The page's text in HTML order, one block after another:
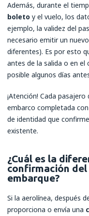
Además, durante el
boleto y el vuelo, los
ejemplo, la validez del
necesario emitir un
diferentes). Es por esto
antes de la salida o en el
posible algunos días
¡Atención! Cada
embarco completada
de identidad que
existente.
¿Cuál es la
confirmación
embarque?
Si la aerolínea, después
proporciona o envía una